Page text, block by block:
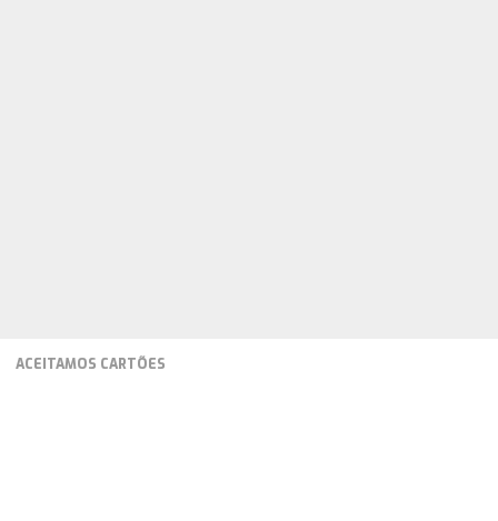
ACEITAMOS CARTÕES